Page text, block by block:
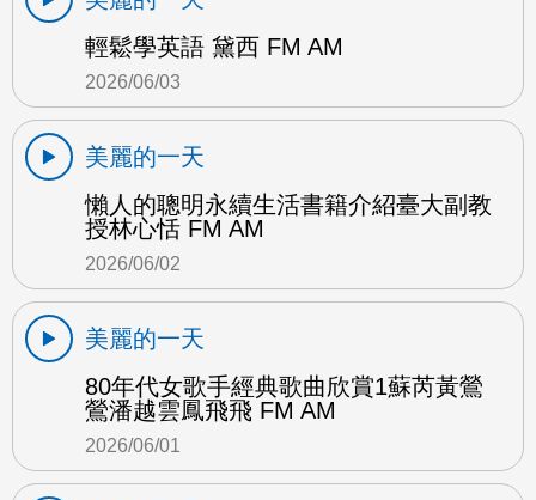
輕鬆學英語 黛西 FM AM
2026/06/03
美麗的一天
懶人的聰明永續生活書籍介紹臺大副教
授林心恬 FM AM
2026/06/02
美麗的一天
80年代女歌手經典歌曲欣賞1蘇芮黃鶯
鶯潘越雲鳳飛飛 FM AM
2026/06/01